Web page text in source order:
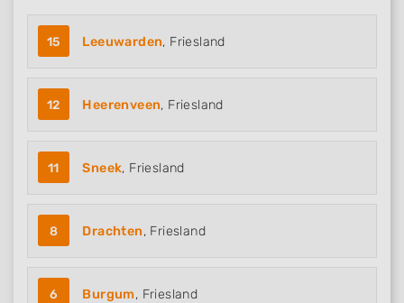
15 Leeuwarden, Friesland
12 Heerenveen, Friesland
11 Sneek, Friesland
8 Drachten, Friesland
6 Burgum, Friesland